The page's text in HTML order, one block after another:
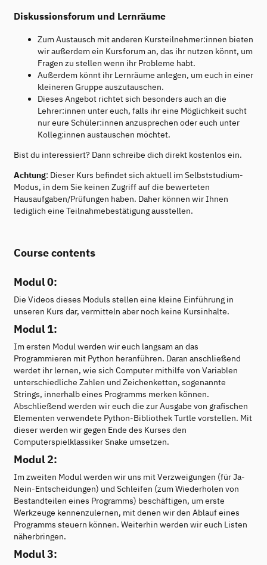
Diskussionsforum und Lernräume
Zum Austausch mit anderen Kursteilnehmer:innen bieten
wir außerdem ein Kursforum an, das ihr nutzen könnt, um
Fragen zu stellen wenn ihr Probleme habt.
Außerdem könnt ihr Lernräume anlegen, um euch in einer
kleineren Gruppe auszutauschen.
Dieses Angebot richtet sich besonders auch an die
Lehrer:innen unter euch, falls ihr eine Möglichkeit sucht
nur eure Schüler:innen anzusprechen oder euch unter
Kolleg:innen austauschen möchtet.
Bist du interessiert? Dann schreibe dich direkt kostenlos ein.
Achtung: Dieser Kurs befindet sich aktuell im Selbststudium-
Modus, in dem Sie keinen Zugriff auf die bewerteten
Hausaufgaben/Prüfungen haben. Daher können wir Ihnen
lediglich eine Teilnahmebestätigung ausstellen.
Course contents
Modul 0:
Die Videos dieses Moduls stellen eine kleine Einführung in
unseren Kurs dar, vermitteln aber noch keine Kursinhalte.
Modul 1:
Im ersten Modul werden wir euch langsam an das
Programmieren mit Python heranführen. Daran anschließend
werdet ihr lernen, wie sich Computer mithilfe von Variablen
unterschiedliche Zahlen und Zeichenketten, sogenannte
Strings, innerhalb eines Programms merken können.
Abschließend werden wir euch die zur Ausgabe von grafischen
Elementen verwendete Python-Bibliothek Turtle vorstellen. Mit
dieser werden wir gegen Ende des Kurses den
Computerspielklassiker Snake umsetzen.
Modul 2:
Im zweiten Modul werden wir uns mit Verzweigungen (für Ja-
Nein-Entscheidungen) und Schleifen (zum Wiederholen von
Bestandteilen eines Programms) beschäftigen, um erste
Werkzeuge kennenzulernen, mit denen wir den Ablauf eines
Programms steuern können. Weiterhin werden wir euch Listen
näherbringen.
Modul 3: